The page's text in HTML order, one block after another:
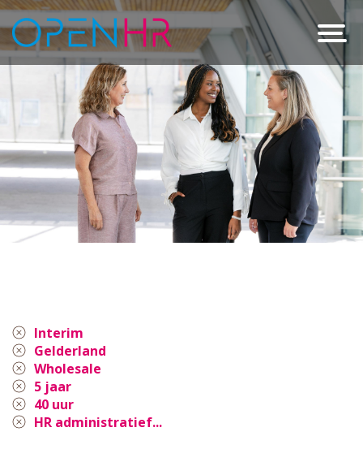
Interim
Gelderland
Wholesale
5 jaar
40 uur
HR administratief...